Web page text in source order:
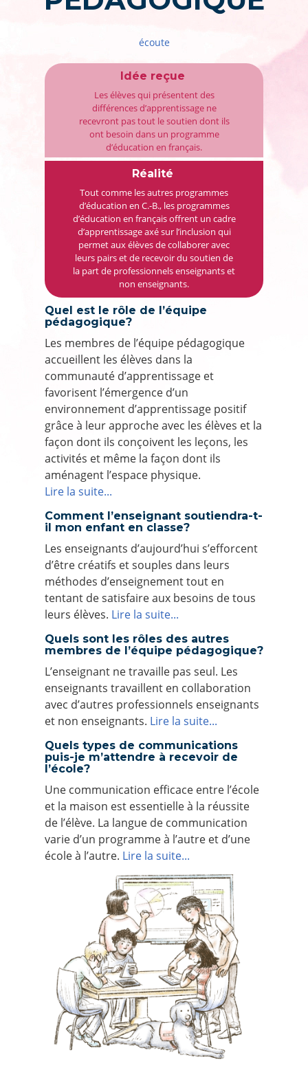
écoute
Idée reçue
Les élèves qui présentent des
différences d’apprentissage ne
recevront pas tout le soutien dont ils
ont besoin dans un programme
d’éducation en français.
Réalité
Tout comme les autres programmes
d’éducation en C.-B., les programmes
d’éducation en français offrent un cadre
d’apprentissage axé sur l’inclusion qui
permet aux élèves de collaborer avec
leurs pairs et de recevoir du soutien de
la part de professionnels enseignants et
non enseignants.
Quel est le rôle de l’équipe
pédagogique?
Les membres de l’équipe pédagogique
accueillent les élèves dans la
communauté d’apprentissage et
favorisent l’émergence d’un
environnement d’apprentissage positif
grâce à leur approche avec les élèves et la
façon dont ils conçoivent les leçons, les
activités et même la façon dont ils
aménagent l’espace physique.
Lire la suite...
Comment l’enseignant soutiendra-t-
il mon enfant en classe?
Les enseignants d’aujourd’hui s’efforcent
d’être créatifs et souples dans leurs
méthodes d’enseignement tout en
tentant de satisfaire aux besoins de tous
leurs élèves. Lire la suite...
Quels sont les rôles des autres
membres de l’équipe pédagogique?
L’enseignant ne travaille pas seul. Les
enseignants travaillent en collaboration
avec d’autres professionnels enseignants
et non enseignants. Lire la suite...
Quels types de communications
puis-je m’attendre à recevoir de
l’école?
Une communication efficace entre l’école
et la maison est essentielle à la réussite
de l’élève. La langue de communication
varie d’un programme à l’autre et d’une
école à l’autre. Lire la suite...